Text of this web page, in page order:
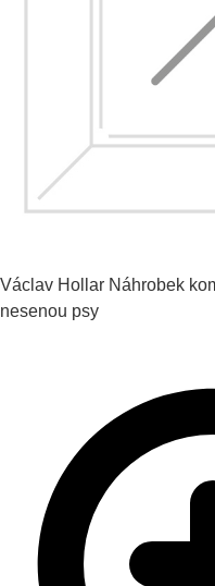
Václav Hollar Náhrobek
nesenou psy